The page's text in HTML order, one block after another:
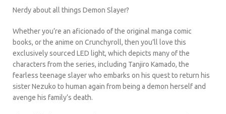
Nerdy about all things Demon Slayer?
Whether you’re an aficionado of the original manga comic
books, or the anime on Crunchyroll, then you’ll love this
exclusively sourced LED light, which depicts many of the
characters from the series, including Tanjiro Kamado, the
fearless teenage slayer who embarks on his quest to return his
sister Nezuko to human again from being a demon herself and
avenge his family’s death.